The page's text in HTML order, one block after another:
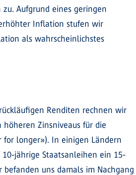
Aufgrund eines geringen
Inflation stufen wir
als wahrscheinlichstes
Renditen rechnen wir
Zinsniveaus für die
for longer»). In einigen Ländern
jährige Staatsanleihen ein 15-
befanden uns damals im Nachgang